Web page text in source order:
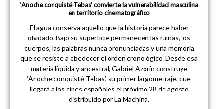
‘Anoche conquisté Tebas’ convierte la vulnerabilidad masculina
en territorio cinematográfico
El agua conserva aquello que la historia parece haber
olvidado. Bajo su superficie permanecen las ruinas, los
cuerpos, las palabras nunca pronunciadas y una memoria
que se resiste a obedecer el orden cronológico. Desde esa
materia líquida y ancestral, Gabriel Azorín construye
‘Anoche conquisté Tebas’, su primer largometraje, que
llegará a los cines españoles el próximo 28 de agosto
distribuido por La Machina.